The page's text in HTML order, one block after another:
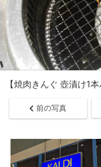
【焼肉きんぐ 壺漬け1
前の写真